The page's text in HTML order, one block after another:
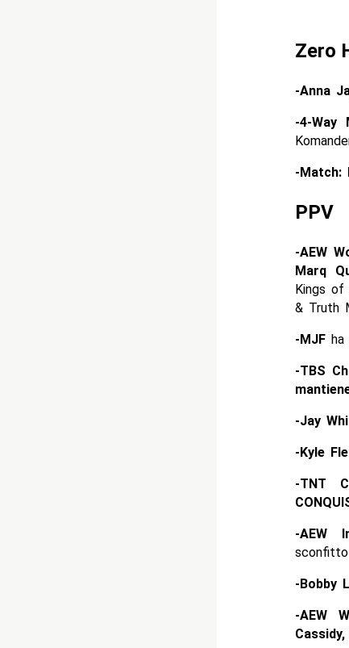
Zero
-Anna
-4-Way
-Match:
PPV
-AEW
Marq
Kings of
& Truth
-MJF ha
-TBS
-Jay
-Kyle
-TNT
-AEW
-Bobby
-AEW